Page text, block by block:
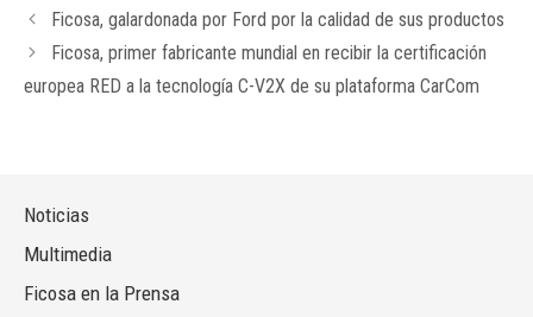
Ficosa, galardonada por Ford por la calidad de sus productos
Ficosa, primer fabricante mundial en recibir la certificación
europea RED a la tecnología C-V2X de su plataforma CarCom
Noticias
Multimedia
Ficosa en la Prensa